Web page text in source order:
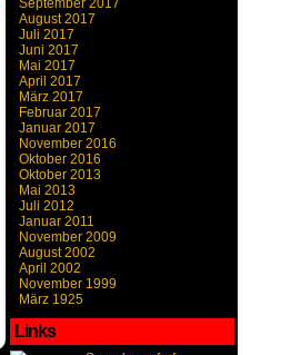
September 2017
August 2017
Juli 2017
Juni 2017
Mai 2017
April 2017
März 2017
Februar 2017
Januar 2017
November 2016
Oktober 2016
Oktober 2013
Mai 2013
Juli 2012
Januar 2011
November 2009
August 2002
April 2002
November 1999
März 1925
Links